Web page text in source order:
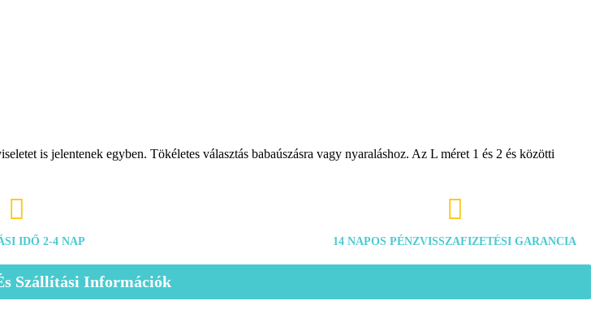
is jelentenek egyben. Tökéletes választás babaúszásra vagy nyaraláshoz. Az L méret 1 és 2 és közötti

IDŐ 2-4 NAP

14 NAPOS PÉNZVISSZAFIZETÉSI GARANCIA
Szállítási Információk